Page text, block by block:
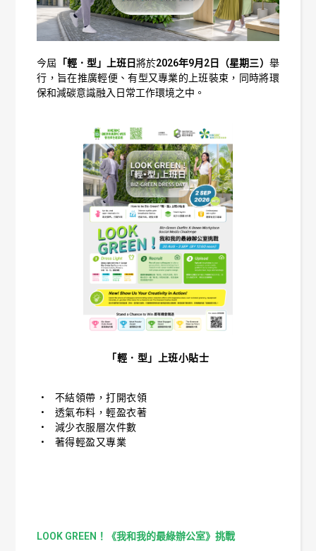
今屆 「輕．型」上班日將於2026年9月2日（星期三） 舉
行，旨在推廣輕便、有型又專業的上班裝束，同時將環
保和減碳意識融入日常工作環境之中。
「輕．型」上班小貼士
• 不結領帶，打開衣領
• 透氣布料，輕盈衣著
• 減少衣服層次件數
• 著得輕盈又專業
LOOK GREEN！《我和我的最綠辦公室》挑戰